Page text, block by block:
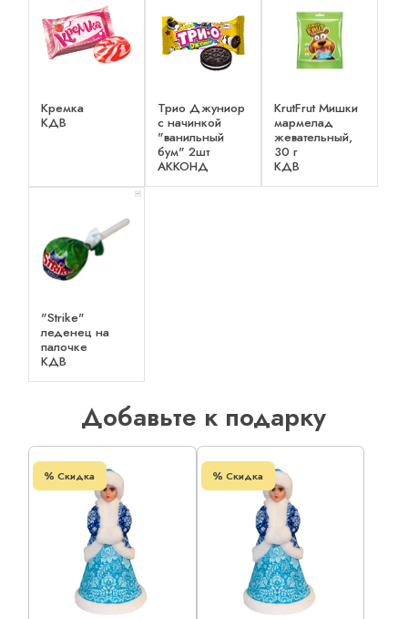
Кремка
КДВ
Трио Джуниор
с начинкой
"ванильный
бум" 2шт
АККОНД
KrutFrut Мишки
мармелад
жевательный,
30 г
КДВ
x 1
"Strike"
леденец на
палочке
КДВ
Добавьте к подарку
Скидка Скидка